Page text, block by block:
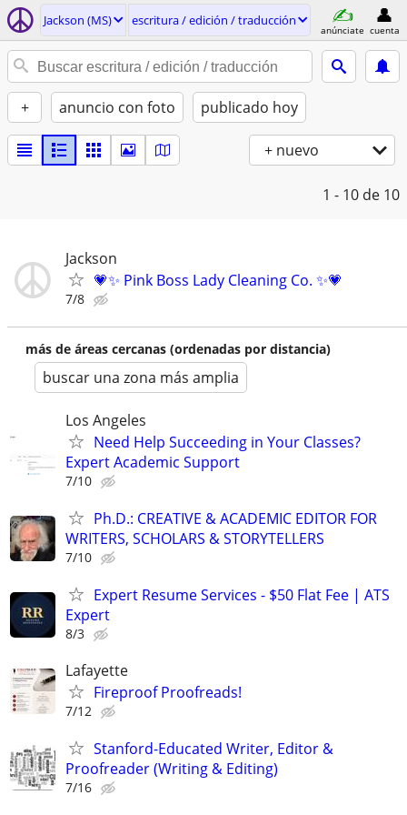
Jackson (MS) escritura / edición / traducción
anúnciate cuenta
+ anuncio con foto publicado hoy
+ nuevo
1 - 10 de 10
Jackson
💗✨ Pink Boss Lady Cleaning Co. ✨💗
7/8
más de áreas cercanas (ordenadas por distancia)
buscar una zona más amplia
Los Angeles
Need Help Succeeding in Your Classes?
Expert Academic Support
7/10
Ph.D.: CREATIVE & ACADEMIC EDITOR FOR
WRITERS, SCHOLARS & STORYTELLERS
7/10
Expert Resume Services - $50 Flat Fee | ATS
Expert
8/3
Lafayette
Fireproof Proofreads!
7/12
Stanford-Educated Writer, Editor &
Proofreader (Writing & Editing)
7/16